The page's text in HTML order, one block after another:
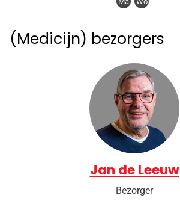
(Medicijn) bezorgers
Jan de Leeuw
Bezorger